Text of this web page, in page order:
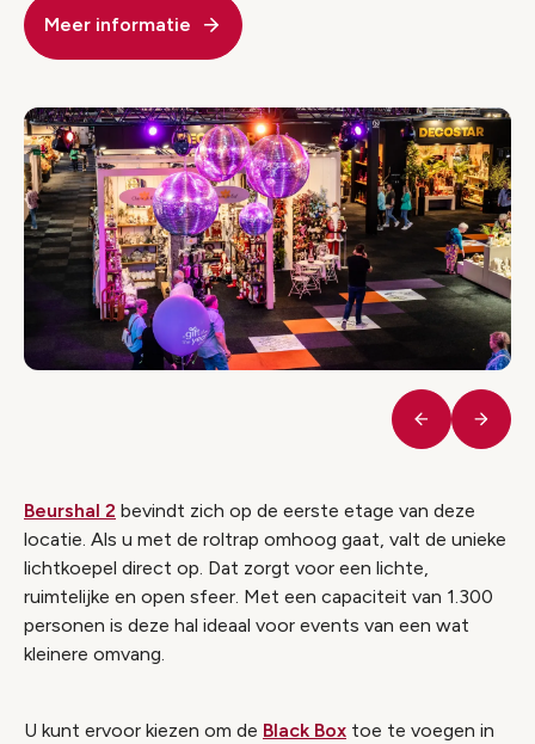
Meer informatie
Vorige
Beurshal 2 bevindt zich op de eerste etage van deze
locatie. Als u met de roltrap omhoog gaat, valt de unieke
lichtkoepel direct op. Dat zorgt voor een lichte,
ruimtelijke en open sfeer. Met een capaciteit van 1.300
personen is deze hal ideaal voor events van een wat
kleinere omvang.
U kunt ervoor kiezen om de Black Box toe te voegen in